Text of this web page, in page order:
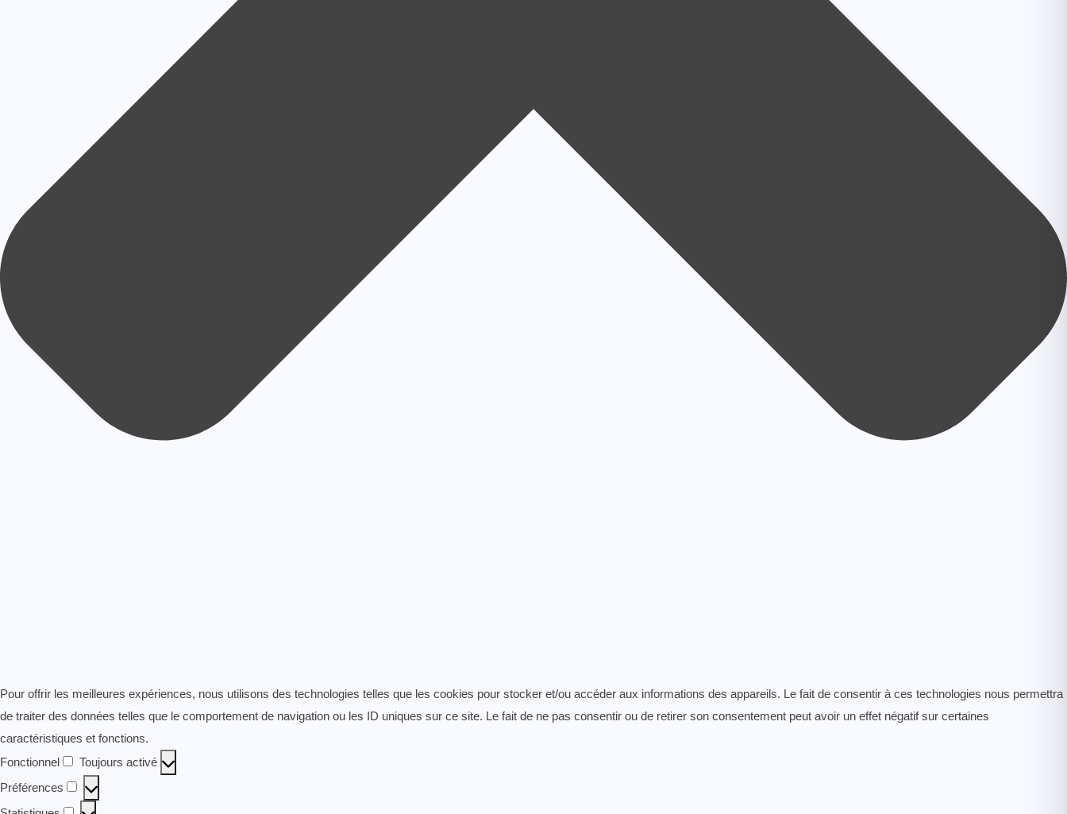
Pour offrir les meilleures expériences, nous utilisons des technologies telles que les cookies pour stocker et/ou accéder aux informations des appareils. Le fait de consentir à ces technologies nous permettra
de traiter des données telles que le comportement de navigation ou les ID uniques sur ce site. Le fait de ne pas consentir ou de retirer son consentement peut avoir un effet négatif sur certaines
caractéristiques et fonctions.
Fonctionnel
Fonctionnel
Toujours activé
Préférences
Préférences